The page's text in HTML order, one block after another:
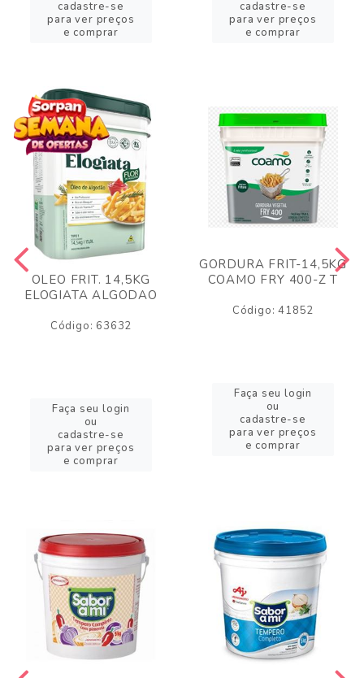
cadastre-se
para ver preços
e comprar
cadastre-se
para ver preços
e comprar
OLEO FRIT. 14,5KG
ELOGIATA ALGODAO
Código: 63632
Faça seu login
ou
cadastre-se
para ver preços
e comprar
GORDURA FRIT-14,5KG
COAMO FRY 400-Z T
Código: 41852
Faça seu login
ou
cadastre-se
para ver preços
e comprar